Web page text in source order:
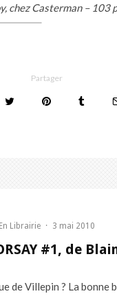
chez Casterman – 103
Partager
En Librairie · 3 mai 2010
#1, de
de Villepin ? La bonne